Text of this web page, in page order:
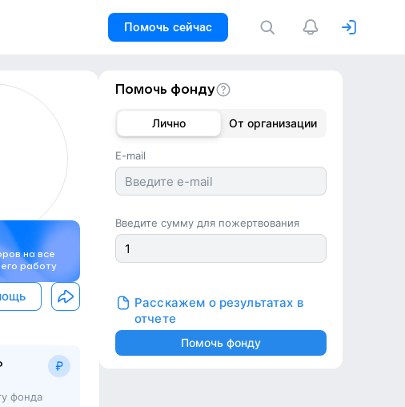
Помочь сейчас
на все
работу
фонда
Помочь фонду
Лично От организации
E-mail
Введите сумму для пожертвования
Расскажем о результатах в
отчете
Помочь фонду